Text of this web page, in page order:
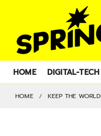
HOME DIGITAL-TECH
HOME KEEP THE WORLD